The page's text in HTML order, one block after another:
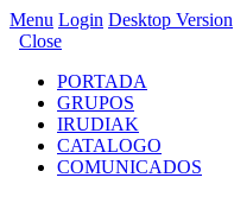
Menu Login Desktop Version
Close
PORTADA
GRUPOS
IRUDIAK
CATALOGO
COMUNICADOS